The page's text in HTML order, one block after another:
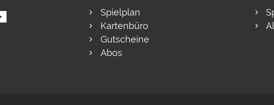
Spielplan
Kartenbüro
Gutscheine
Abos